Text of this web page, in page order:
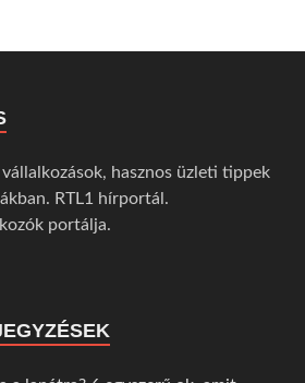
hasznos üzleti tippek
RTL1 hírportál.
portálja.